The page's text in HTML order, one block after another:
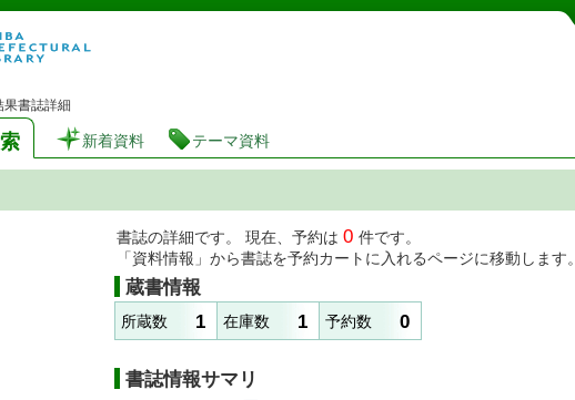
図書館 蔵書検索・予約システム
果書誌詳細
新着資料 テーマ資料
書誌の詳細です。 現在、予約は 0 件です。
「資料情報」から書誌を予約カートに入れるページに移動します。
蔵書情報
所蔵数 1 在庫数 1 予約数 0
書誌情報サマリ